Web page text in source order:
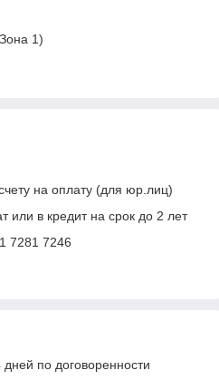
1)
на оплату (для юр.лиц)
или в кредит на срок до 2 лет
7281 7246
по договоренности